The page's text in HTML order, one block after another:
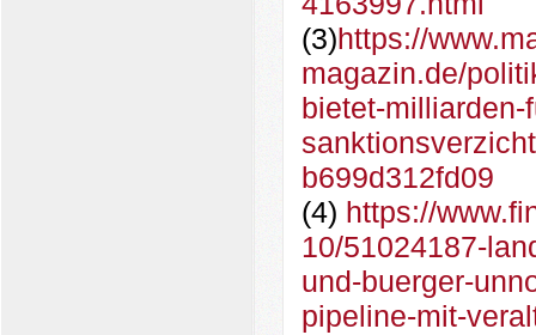
(3)https://
magazin.de/
bietet-milliarden-
b699d312fd09
(4) https://
10/51024187-
und-buerger-
pipeline-mit-